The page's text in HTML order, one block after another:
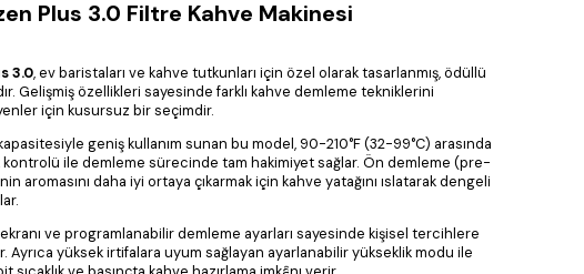
Plus 3.0 Filtre Kahve Makinesi
3.0, ev baristaları ve kahve tutkunları için özel olarak tasarlanmış, ödüllü
Gelişmiş özellikleri sayesinde farklı kahve demleme tekniklerini
için kusursuz bir seçimdir.
geniş kullanım sunan bu model, 90-210°F (32-99°C) arasında
kontrolü ile demleme sürecinde tam hakimiyet sağlar. Ön demleme (pre-
aromasını daha iyi ortaya çıkarmak için kahve yatağını ıslatarak dengeli
ekranı ve programlanabilir demleme ayarları sayesinde kişisel tercihlere
Ayrıca yüksek irtifalara uyum sağlayan ayarlanabilir yükseklik modu ile